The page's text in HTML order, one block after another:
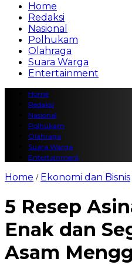
Home
Redaksi
Nasional
Polhukam
Olahraga
Suara Warga
Entertainment
Home
Redaksi
Nasional
Polhukam
Olahraga
Suara Warga
Entertainment
Home / Ekonomi dan Bisnis
5 Resep
Enak dan
Asam